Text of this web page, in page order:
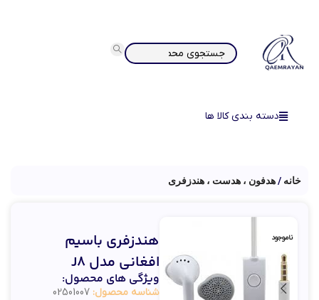
دسته بندی کالا ها
خانه هدفون ، هدست ، هندزفری
ناموجود
هندزفری باسیم
افغانی مدل J8
ویژگی های محصول:
شناسه محصول: 02501007